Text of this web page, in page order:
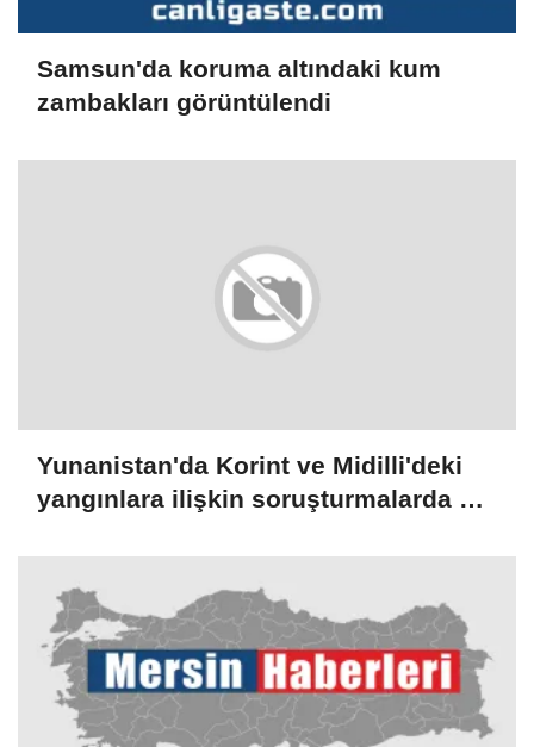
Samsun'da koruma altındaki kum
zambakları görüntülendi
Yunanistan'da Korint ve Midilli'deki
yangınlara ilişkin soruşturmalarda 3